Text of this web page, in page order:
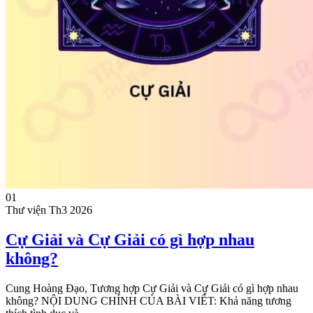
01
Thư viện Th3 2026
Cự Giải và Cự Giải có gì hợp nhau
không?
Cung Hoàng Đạo, Tương hợp Cự Giải và Cự Giải có gì hợp nhau
không? NỘI DUNG CHÍNH CỦA BÀI VIẾT: Khả năng tương